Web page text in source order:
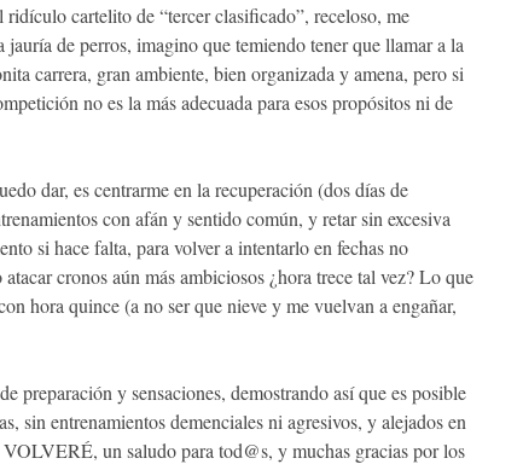
cartelito de “tercer clasificado”, receloso, me
de perros, imagino que temiendo tener que llamar a la
carrera, gran ambiente, bien organizada y amena, pero si
no es la más adecuada para esos propósitos ni de
dar, es centrarme en la recuperación (dos días de
con afán y sentido común, y retar sin excesiva
si hace falta, para volver a intentarlo en fechas no
cronos aún más ambiciosos ¿hora trece tal vez? Lo que
hora quince (a no ser que nieve y me vuelvan a engañar,
preparación y sensaciones, demostrando así que es posible
sin entrenamientos demenciales ni agresivos, y alejados en
un saludo para tod@s, y muchas gracias por los